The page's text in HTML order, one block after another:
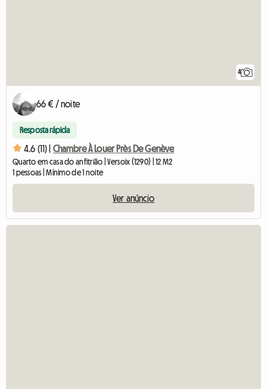
4
66 € / noite
Resposta rápida
4.6 (11) | Chambre À Louer Près De Genève
Quarto em casa do anfitrião | Versoix (1290) | 12 M2
1 pessoas | Mínimo de 1 noite
Ver anúncio